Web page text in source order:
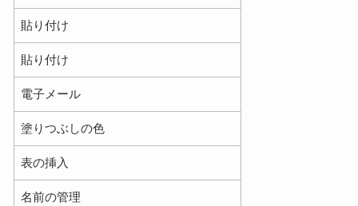
貼り付け
貼り付け
電子メール
塗りつぶしの色
表の挿入
名前の管理